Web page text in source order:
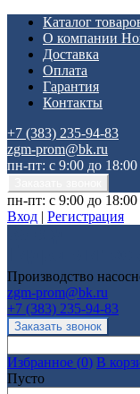
Каталог
О компании
Доставка
Оплата
Гарантия
Контакты
+7 (383) 235-94-83
zgm-prom@bk.ru
пн-пт: с 9:00 до 18:00
пн-пт: с 9:00 до 18:00
Вход | Регистрация
Производство
zgm-prom@bk.ru
+7 (383) 235-94-83
Избранное (0) В
Пусто